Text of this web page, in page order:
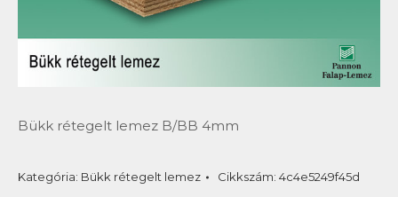
Bükk rétegelt lemez B/BB 4mm
Kategória: Bükk rétegelt lemez Cikkszám: 4c4e5249f45d